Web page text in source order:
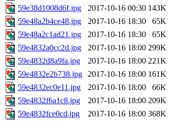
59e38d1008d6f.jpg
2017-10-16 00:30 143K
59e48a2b4ce48.jpg
2017-10-16 18:30
65K
59e48a2c1ad21.jpg
2017-10-16 18:30
65K
59e4832a0cc2d.jpg
2017-10-16 18:00 299K
59e4832d8a9fa.jpg
2017-10-16 18:00 221K
59e4832e2b738.jpg
2017-10-16 18:00 161K
59e4832ec0e11.jpg
2017-10-16 18:00
66K
59e4832f6a1c8.jpg
2017-10-16 18:00 209K
59e4832fce0cd.jpg
2017-10-16 18:00 368K